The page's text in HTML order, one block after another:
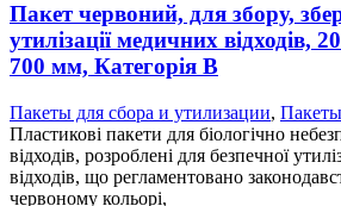
Пакет червоний, для збору,
утилізації медичних відходів,
700 мм, Категорія В
Пакеты для сбора и утилизации,
Пластикові пакети для біологічно
відходів, розроблені для безпечної
відходів, що регламентовано
червоному кольорі,